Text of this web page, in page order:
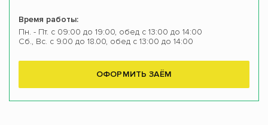
Время работы:
Пн. - Пт. с 09:00 до 19:00, обед с 13:00 до 14:00
Сб., Вс. с 9.00 до 18.00, обед с 13:00 до 14:00
ОФОРМИТЬ ЗАЁМ